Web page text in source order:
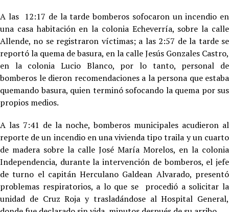
A las 12:17 de la tarde bomberos sofocaron un incendio en
una casa habitación en la colonia Echeverría, sobre la calle
Allende, no se registraron víctimas; a las 2:57 de la tarde se
reportó la quema de basura, en la calle Jesús Gonzales Castro,
en la colonia Lucio Blanco, por lo tanto, personal de
bomberos le dieron recomendaciones a la persona que estaba
quemando basura, quien terminó sofocando la quema por sus
propios medios.
A las 7:41 de la noche, bomberos municipales acudieron al
reporte de un incendio en una vivienda tipo traila y un cuarto
de madera sobre la calle José María Morelos, en la colonia
Independencia, durante la intervención de bomberos, el jefe
de turno el capitán Herculano Galdean Alvarado, presentó
problemas respiratorios, a lo que se procedió a solicitar la
unidad de Cruz Roja y trasladándose al Hospital General,